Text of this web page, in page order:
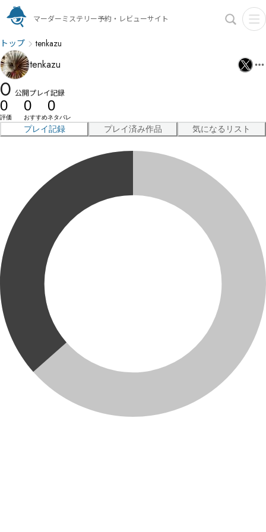
マーダーミステリー予約・レビューサイト
トップ tenkazu
tenkazu
0 公開プレイ記録
0
評価
0
おすすめ
0
ネタバレ
プレイ記録 プレイ済み作品 気になるリスト